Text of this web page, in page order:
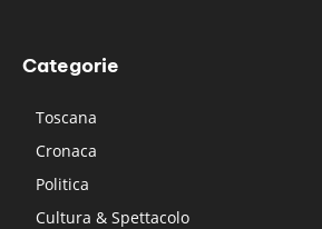
Categorie
Toscana
Cronaca
Politica
Cultura & Spettacolo